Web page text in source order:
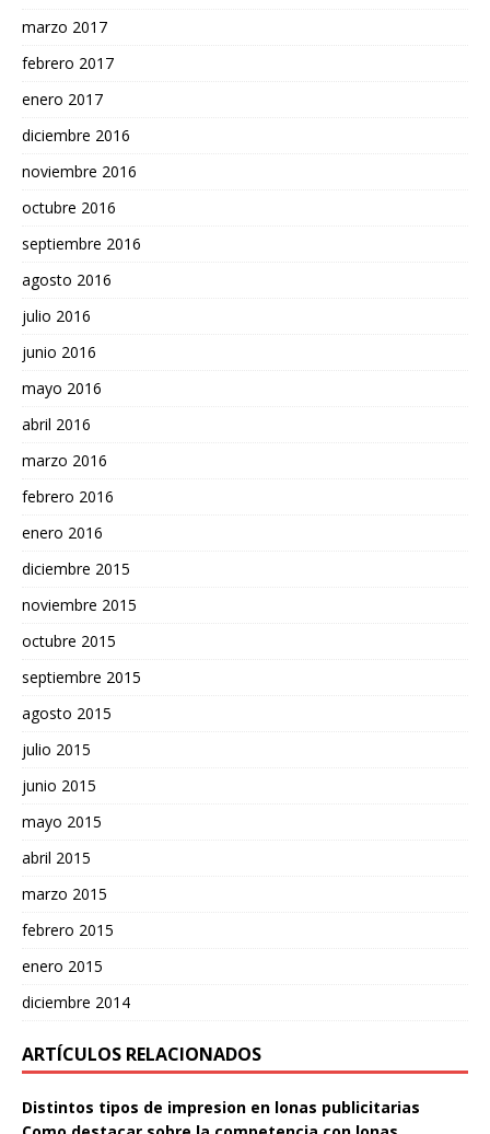
marzo 2017
febrero 2017
enero 2017
diciembre 2016
noviembre 2016
octubre 2016
septiembre 2016
agosto 2016
julio 2016
junio 2016
mayo 2016
abril 2016
marzo 2016
febrero 2016
enero 2016
diciembre 2015
noviembre 2015
octubre 2015
septiembre 2015
agosto 2015
julio 2015
junio 2015
mayo 2015
abril 2015
marzo 2015
febrero 2015
enero 2015
diciembre 2014
ARTÍCULOS RELACIONADOS
Distintos tipos de impresion en lonas publicitarias